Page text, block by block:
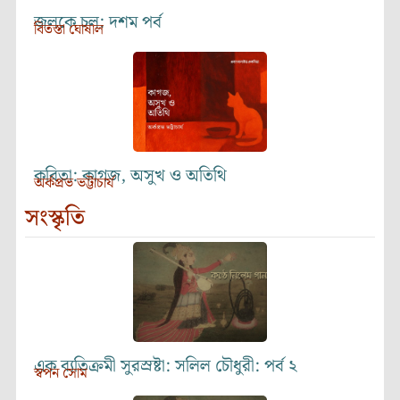
জলকে চল: দশম পর্ব
বিতস্তা ঘোষাল
কবিতা: কাগজ, অসুখ ও অতিথি
অর্কপ্রভ ভট্টাচার্য
সংস্কৃতি
এক ব্যতিক্রমী সুরস্রষ্টা: সলিল চৌধুরী: পর্ব ২
স্বপন সোম